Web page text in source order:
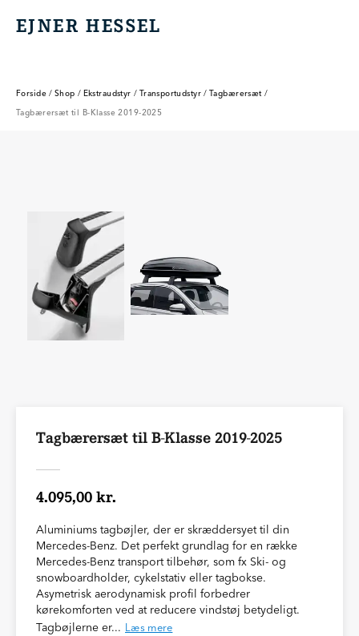
EJNER HESSEL
EJNER HESSEL
Forside / Shop / Ekstraudstyr / Transportudstyr / Tagbærersæt /
Tagbærersæt til B-Klasse 2019-2025
Tagbærersæt til B-Klasse 2019-2025
4.095,00 kr.
Aluminiums tagbøjler, der er skræddersyet til din
Mercedes-Benz. Det perfekt grundlag for en række
Mercedes-Benz transport tilbehør, som fx Ski- og
snowboardholder, cykelstativ eller tagbokse.
Asymetrisk aerodynamisk profil forbedrer
kørekomforten ved at reducere vindstøj betydeligt.
Tagbøjlerne er... Læs mere